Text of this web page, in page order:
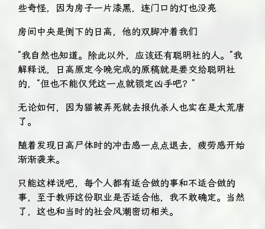
些奇怪，因为房子一片漆黑，连门口的灯也没亮
房间中央是倒下的日高，他的双脚冲着我们
“我自然也知道。除此以外，应该还有聪明社的人。”我
解释说，日高原定今晚完成的原稿就是要交给聪明社
的，“但也不能仅凭这一点就锁定凶手吧？”
无论如何，因为猫被弄死就去报仇杀人也实在是太荒唐
了。
随着发现日高尸体时的冲击感一点点退去，疲劳感开始
渐渐袭来。
只能这样说吧，每个人都有适合做的事和不适合做的
事，至于教师这份职业是否适合他，我不敢确定。当然
了，这也和当时的社会风潮密切相关。